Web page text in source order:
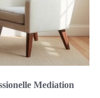
Mediation